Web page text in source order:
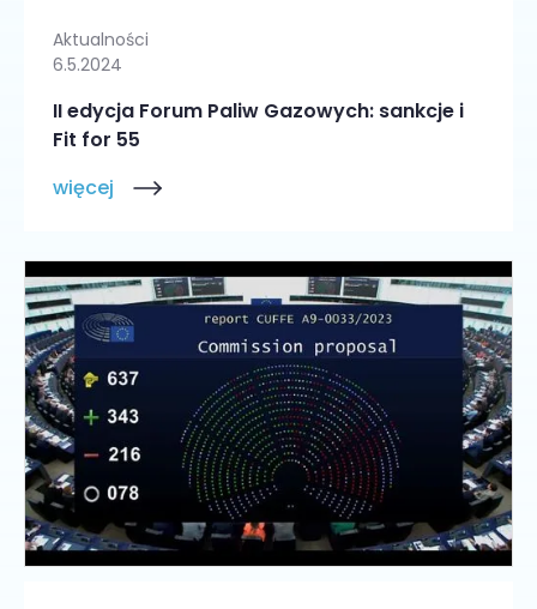
Aktualności
6.5.2024
II edycja Forum Paliw Gazowych: sankcje i
Fit for 55
więcej